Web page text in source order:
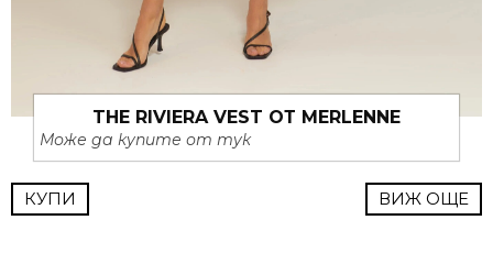
THE RIVIERA VEST ОТ MERLENNE
Може да купите от тук
КУПИ ВИЖ ОЩЕ